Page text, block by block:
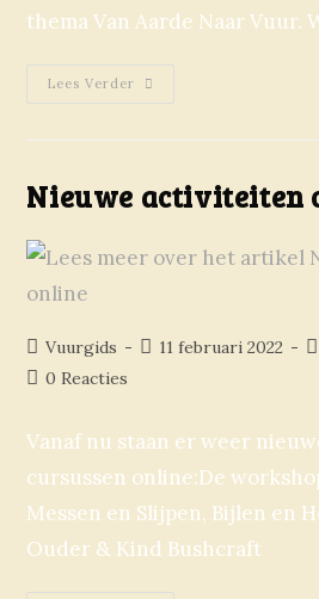
thema Van Aarde Naar Vuur.
Lees Verder
Nieuwe activiteiten
Vuurgids 11 februari 2022
0 Reacties
Vanaf nu staan er weer
cursussen online:De
Messen en Slijpen, Bijlen en
Ouder & Kind Bushcraft